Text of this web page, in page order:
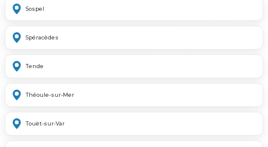
Sospel
Spéracèdes
Tende
Théoule-sur-Mer
Touët-sur-Var